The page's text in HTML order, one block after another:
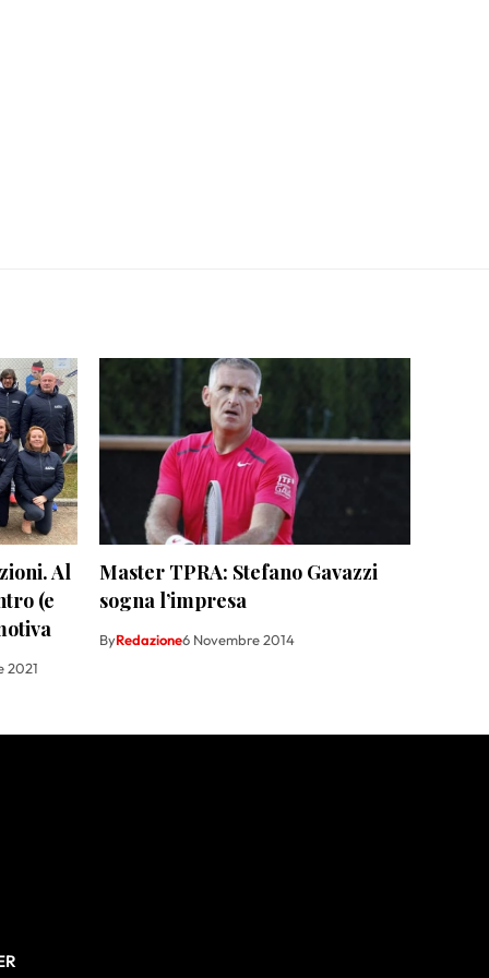
Al
(e
2021
Master TPRA: Stefano Gavazzi
sogna l’impresa
ByRedazione6 Novembre 2014